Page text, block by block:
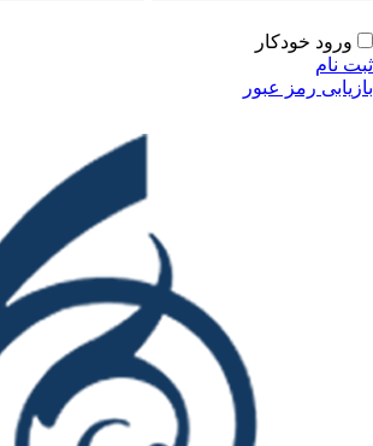
ورود خودکار
ثبت نام
بازیابی رمز عبور